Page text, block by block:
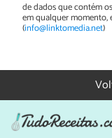
de dados que contém
em qualquer momento,
(info@linktomedia.net)